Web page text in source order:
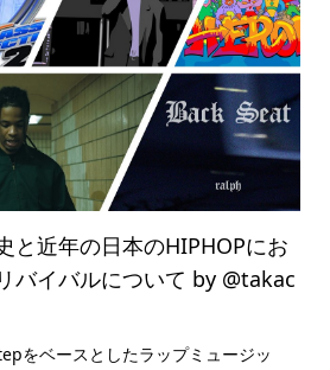
と近年の日本のHIPHOPにお
バイバルについて by @takac
をベースとしたラップミュージッ